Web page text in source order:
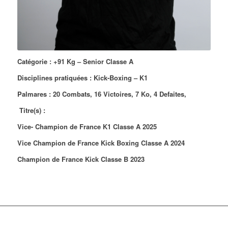
Catégorie : +91 Kg – Senior Classe A
Disciplines pratiquées : Kick-Boxing – K1
Palmares : 20 Combats, 16 Victoires, 7 Ko, 4 Defaites,
Titre(s) :
Vice- Champion de France K1 Classe A 2025
Vice Champion de France Kick Boxing Classe A 2024
Champion de France Kick Classe B 2023